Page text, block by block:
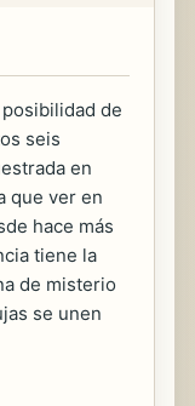
de
seis
en
que ver en
hace más
tiene la
de misterio
se unen